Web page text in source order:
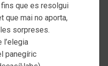
que es resolgui
que mai no aporta,
sorpreses.
l’elegia
panegíric